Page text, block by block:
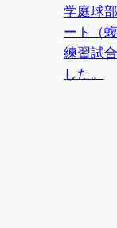
学庭球
ート（
練習試
した。